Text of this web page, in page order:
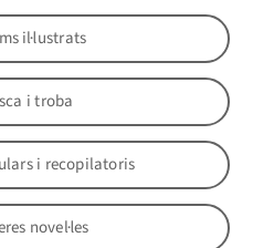
il·lustrats
i troba
i recopilatoris
novel·les